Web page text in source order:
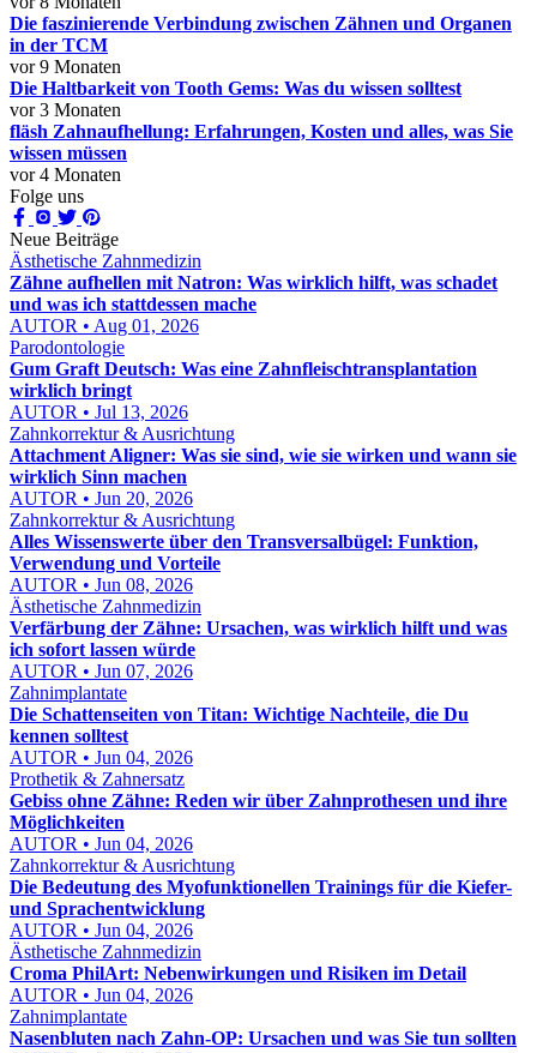
Die faszinierende Verbindung zwischen Zähnen und Organen
in der TCM
vor 9 Monaten
Die Haltbarkeit von Tooth Gems: Was du wissen solltest
vor 3 Monaten
fläsh Zahnaufhellung: Erfahrungen, Kosten und alles, was Sie
wissen müssen
vor 4 Monaten
Folge uns
Neue Beiträge
Ästhetische Zahnmedizin
Zähne aufhellen mit Natron: Was wirklich hilft, was schadet
und was ich stattdessen mache
AUTOR • Aug 01, 2026
Parodontologie
Gum Graft Deutsch: Was eine Zahnfleischtransplantation
wirklich bringt
AUTOR • Jul 13, 2026
Zahnkorrektur & Ausrichtung
Attachment Aligner: Was sie sind, wie sie wirken und wann sie
wirklich Sinn machen
AUTOR • Jun 20, 2026
Zahnkorrektur & Ausrichtung
Alles Wissenswerte über den Transversalbügel: Funktion,
Verwendung und Vorteile
AUTOR • Jun 08, 2026
Ästhetische Zahnmedizin
Verfärbung der Zähne: Ursachen, was wirklich hilft und was
ich sofort lassen würde
AUTOR • Jun 07, 2026
Zahnimplantate
Die Schattenseiten von Titan: Wichtige Nachteile, die Du
kennen solltest
AUTOR • Jun 04, 2026
Prothetik & Zahnersatz
Gebiss ohne Zähne: Reden wir über Zahnprothesen und ihre
Möglichkeiten
AUTOR • Jun 04, 2026
Zahnkorrektur & Ausrichtung
Die Bedeutung des Myofunktionellen Trainings für die Kiefer-
und Sprachentwicklung
AUTOR • Jun 04, 2026
Ästhetische Zahnmedizin
Croma PhilArt: Nebenwirkungen und Risiken im Detail
AUTOR • Jun 04, 2026
Zahnimplantate
Nasenbluten nach Zahn-OP: Ursachen und was Sie tun sollten